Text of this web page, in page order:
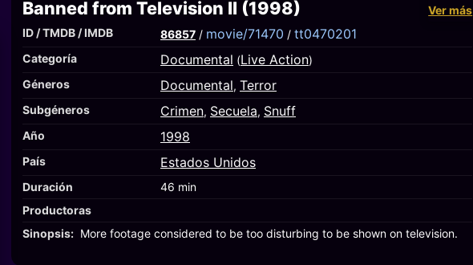
Banned from Television II (1998)
Ver más
ID / TMDB / IMDB
86857 / movie/71470 / tt0470201
Categoría Documental (Live Action)
Géneros
Documental, Terror
Subgéneros Crimen, Secuela, Snuff
Año 1998
País Estados Unidos
Duración
46 min
Productoras
Sinopsis: More footage considered to be too disturbing to be shown on television.